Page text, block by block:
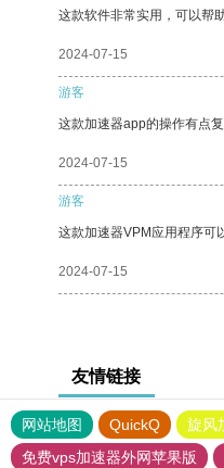
这款软件非常实用，可以帮
2024-07-15
游客
这款加速器app的操作有点
2024-07-15
游客
这款加速器VPM应用程序可
2024-07-15
友情链接
网站地图 QuickQ 旋风
免费vps加速器外网苹果版